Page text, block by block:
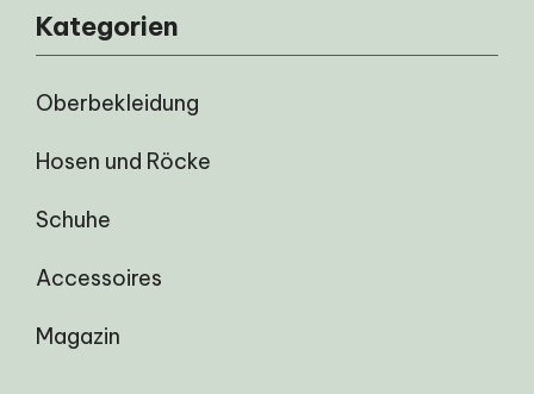
Kategorien
Oberbekleidung
Hosen und Röcke
Schuhe
Accessoires
Magazin